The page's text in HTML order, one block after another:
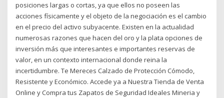
posiciones largas o cortas, ya que ellos no poseen las
acciones físicamente y el objeto de la negociación es el cambio
en el precio del activo subyacente. Existen en la actualidad
numerosas razones que hacen del oro y la plata opciones de
inversión más que interesantes e importantes reservas de
valor, en un contexto internacional donde reina la
incertidumbre. Te Mereces Calzado de Protección Cómodo,
Resistente y Económico. Accede ya a Nuestra Tienda de Venta
Online y Compra tus Zapatos de Seguridad Ideales Mineria y